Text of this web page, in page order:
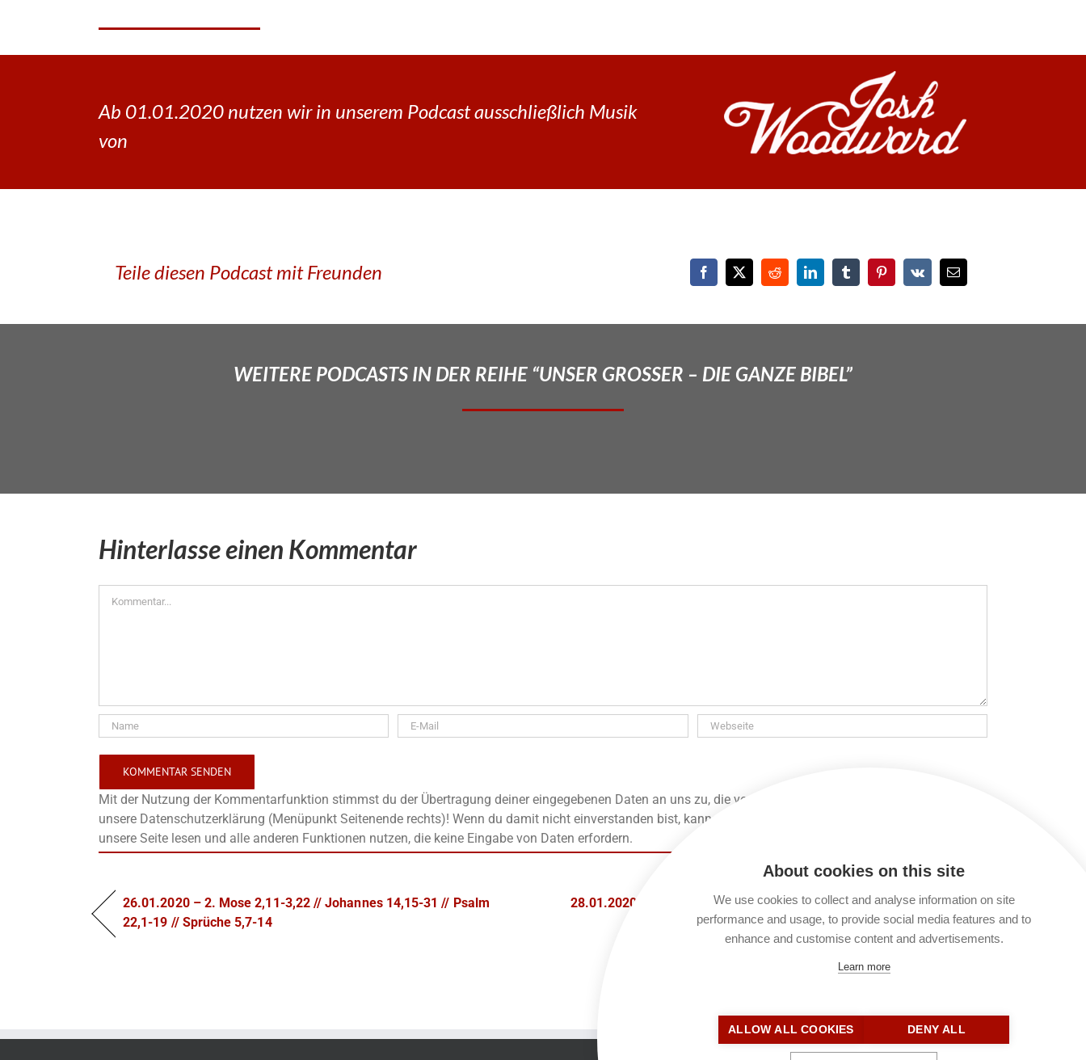
Ab 01.01.2020 nutzen wir in unserem Podcast ausschließlich Musik
von
Teile diesen Podcast mit Freunden
WEITERE PODCASTS IN DER REIHE “UNSER GROSSER – DIE GANZE BIBEL”
Hinterlasse einen Kommentar
Mit der Nutzung der Kommentarfunktion stimmst du der Übertragung deiner eingegebenen Daten an uns zu, die verarbeitet und gespeichert werden. Lies
unsere Datenschutzerklärung (Menüpunkt Seitenende rechts)! Wenn du damit nicht einverstanden bist, kannst du keinen Kommentar verfassen. Du kannst
unsere Seite lesen und alle anderen Funktionen nutzen, die keine Eingabe von Daten erfordern.
26.01.2020 – 2. Mose 2,11-3,22 // Johannes 14,15-31 // Psalm
22,1-19 // Sprüche 5,7-14
28.01.2020 – 2. Mose 6-7,25 // Johannes 16 // Psalm 23 // Sprüche
5,22-23
About cookies on this site
We use cookies to collect and analyse information on site
performance and usage, to provide social media features and to
enhance and customise content and advertisements.
Learn more
ALLOW ALL COOKIES DENY ALL